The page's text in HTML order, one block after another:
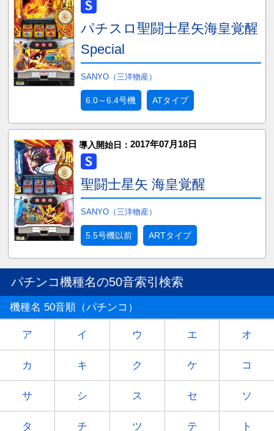
パチスロ聖闘士星矢海皇覚醒
Special
SANYO（三洋物産）
6.0～6.4号機 ATタイプ
導入開始日： 2017年07月18日
聖闘士星矢 海皇覚醒
SANYO（三洋物産）
5.5号機以前 ARTタイプ
パチンコ機種名の50音索引検索
機種名 50音順（パチンコ）
ア イ ウ エ オ
カ キ ク ケ コ
サ シ ス セ ソ
タ チ ツ テ ト